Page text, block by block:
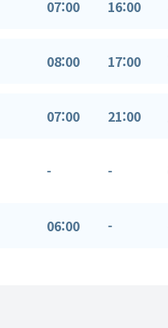
07:00 16:00
08:00 17:00
07:00 21:00
- -
06:00 -